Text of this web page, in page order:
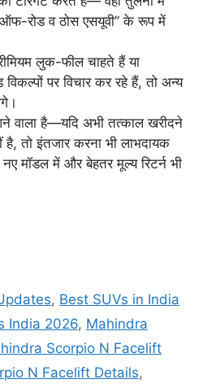
रोड व ठोस एसयूवी” के रूप में
लुक-फील चाहते हैं या
विकल्पों पर विचार कर रहे हैं, तो अन्य
वाला है—यदि अभी तत्काल खरीदने
है, तो इंतजार करना भी लाभदायक
मॉडल में और बेहतर मूल्य रिटर्न भी
, Best SUVs in India
India 2026, Mahindra
Scorpio N Facelift
N Facelift Details,